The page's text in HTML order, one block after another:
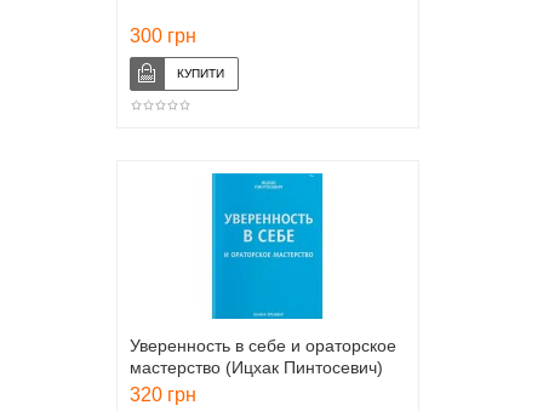
300 грн
Уверенность в себе и ораторское
мастерство (Ицхак Пинтосевич)
320 грн